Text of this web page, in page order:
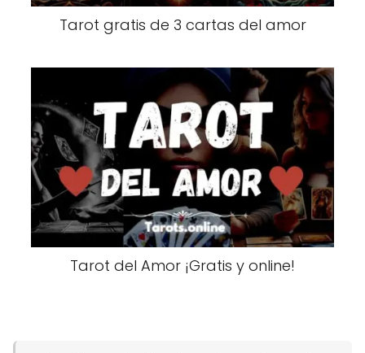
Tarot gratis de 3 cartas del amor
Tarot del Amor ¡Gratis y online!